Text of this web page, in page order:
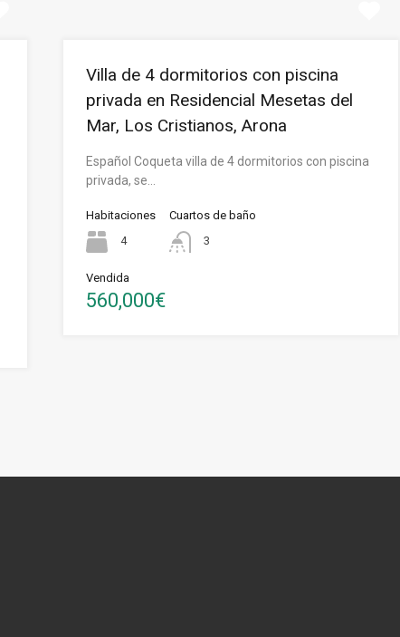
Villa de 4 dormitorios con piscina
privada en Residencial Mesetas del
Mar, Los Cristianos, Arona
Español Coqueta villa de 4 dormitorios con piscina
privada, se…
Habitaciones
4
Cuartos de baño
3
Vendida
560,000€